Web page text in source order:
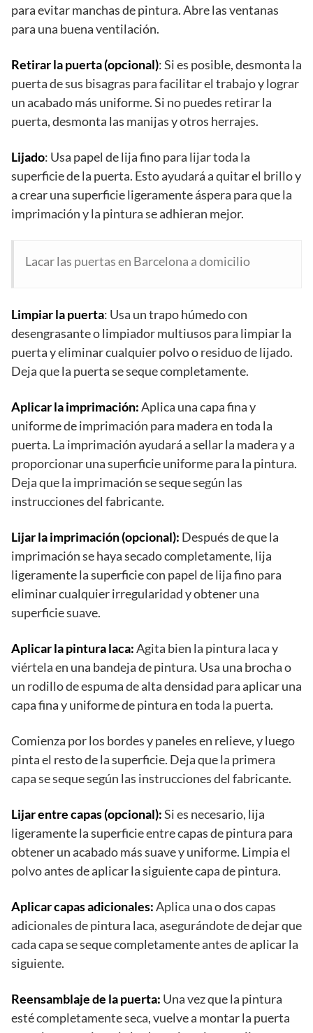
para evitar manchas de pintura. Abre las ventanas
para una buena ventilación.
Retirar la puerta (opcional): Si es posible, desmonta la
puerta de sus bisagras para facilitar el trabajo y lograr
un acabado más uniforme. Si no puedes retirar la
puerta, desmonta las manijas y otros herrajes.
Lijado: Usa papel de lija fino para lijar toda la
superficie de la puerta. Esto ayudará a quitar el brillo y
a crear una superficie ligeramente áspera para que la
imprimación y la pintura se adhieran mejor.
Lacar las puertas en Barcelona a domicilio
Limpiar la puerta: Usa un trapo húmedo con
desengrasante o limpiador multiusos para limpiar la
puerta y eliminar cualquier polvo o residuo de lijado.
Deja que la puerta se seque completamente.
Aplicar la imprimación:Aplica una capa fina y
uniforme de imprimación para madera en toda la
puerta. La imprimación ayudará a sellar la madera y a
proporcionar una superficie uniforme para la pintura.
Deja que la imprimación se seque según las
instrucciones del fabricante.
Lijar la imprimación (opcional): Después de que la
imprimación se haya secado completamente, lija
ligeramente la superficie con papel de lija fino para
eliminar cualquier irregularidad y obtener una
superficie suave.
Aplicar la pintura laca:Agita bien la pintura laca y
viértela en una bandeja de pintura. Usa una brocha o
un rodillo de espuma de alta densidad para aplicar una
capa fina y uniforme de pintura en toda la puerta.
Comienza por los bordes y paneles en relieve, y luego
pinta el resto de la superficie. Deja que la primera
capa se seque según las instrucciones del fabricante.
Lijar entre capas (opcional):Si es necesario, lija
ligeramente la superficie entre capas de pintura para
obtener un acabado más suave y uniforme. Limpia el
polvo antes de aplicar la siguiente capa de pintura.
Aplicar capas adicionales:Aplica una o dos capas
adicionales de pintura laca, asegurándote de dejar que
cada capa se seque completamente antes de aplicar la
siguiente.
Reensamblaje de la puerta: Una vez que la pintura
esté completamente seca, vuelve a montar la puerta